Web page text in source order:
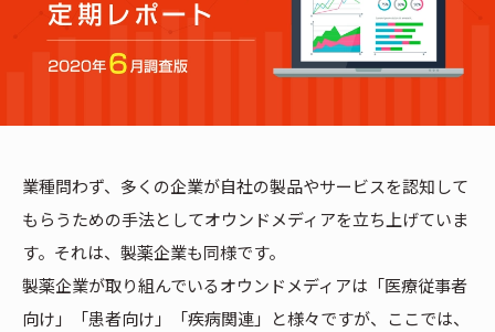
業種問わず、多くの企業が自社の製品やサービスを認知して
もらうための手法としてオウンドメディアを立ち上げていま
す。それは、製薬企業も同様です。
製薬企業が取り組んでいるオウンドメディアは「医療従事者
向け」「患者向け」「疾病関連」と様々ですが、ここでは、